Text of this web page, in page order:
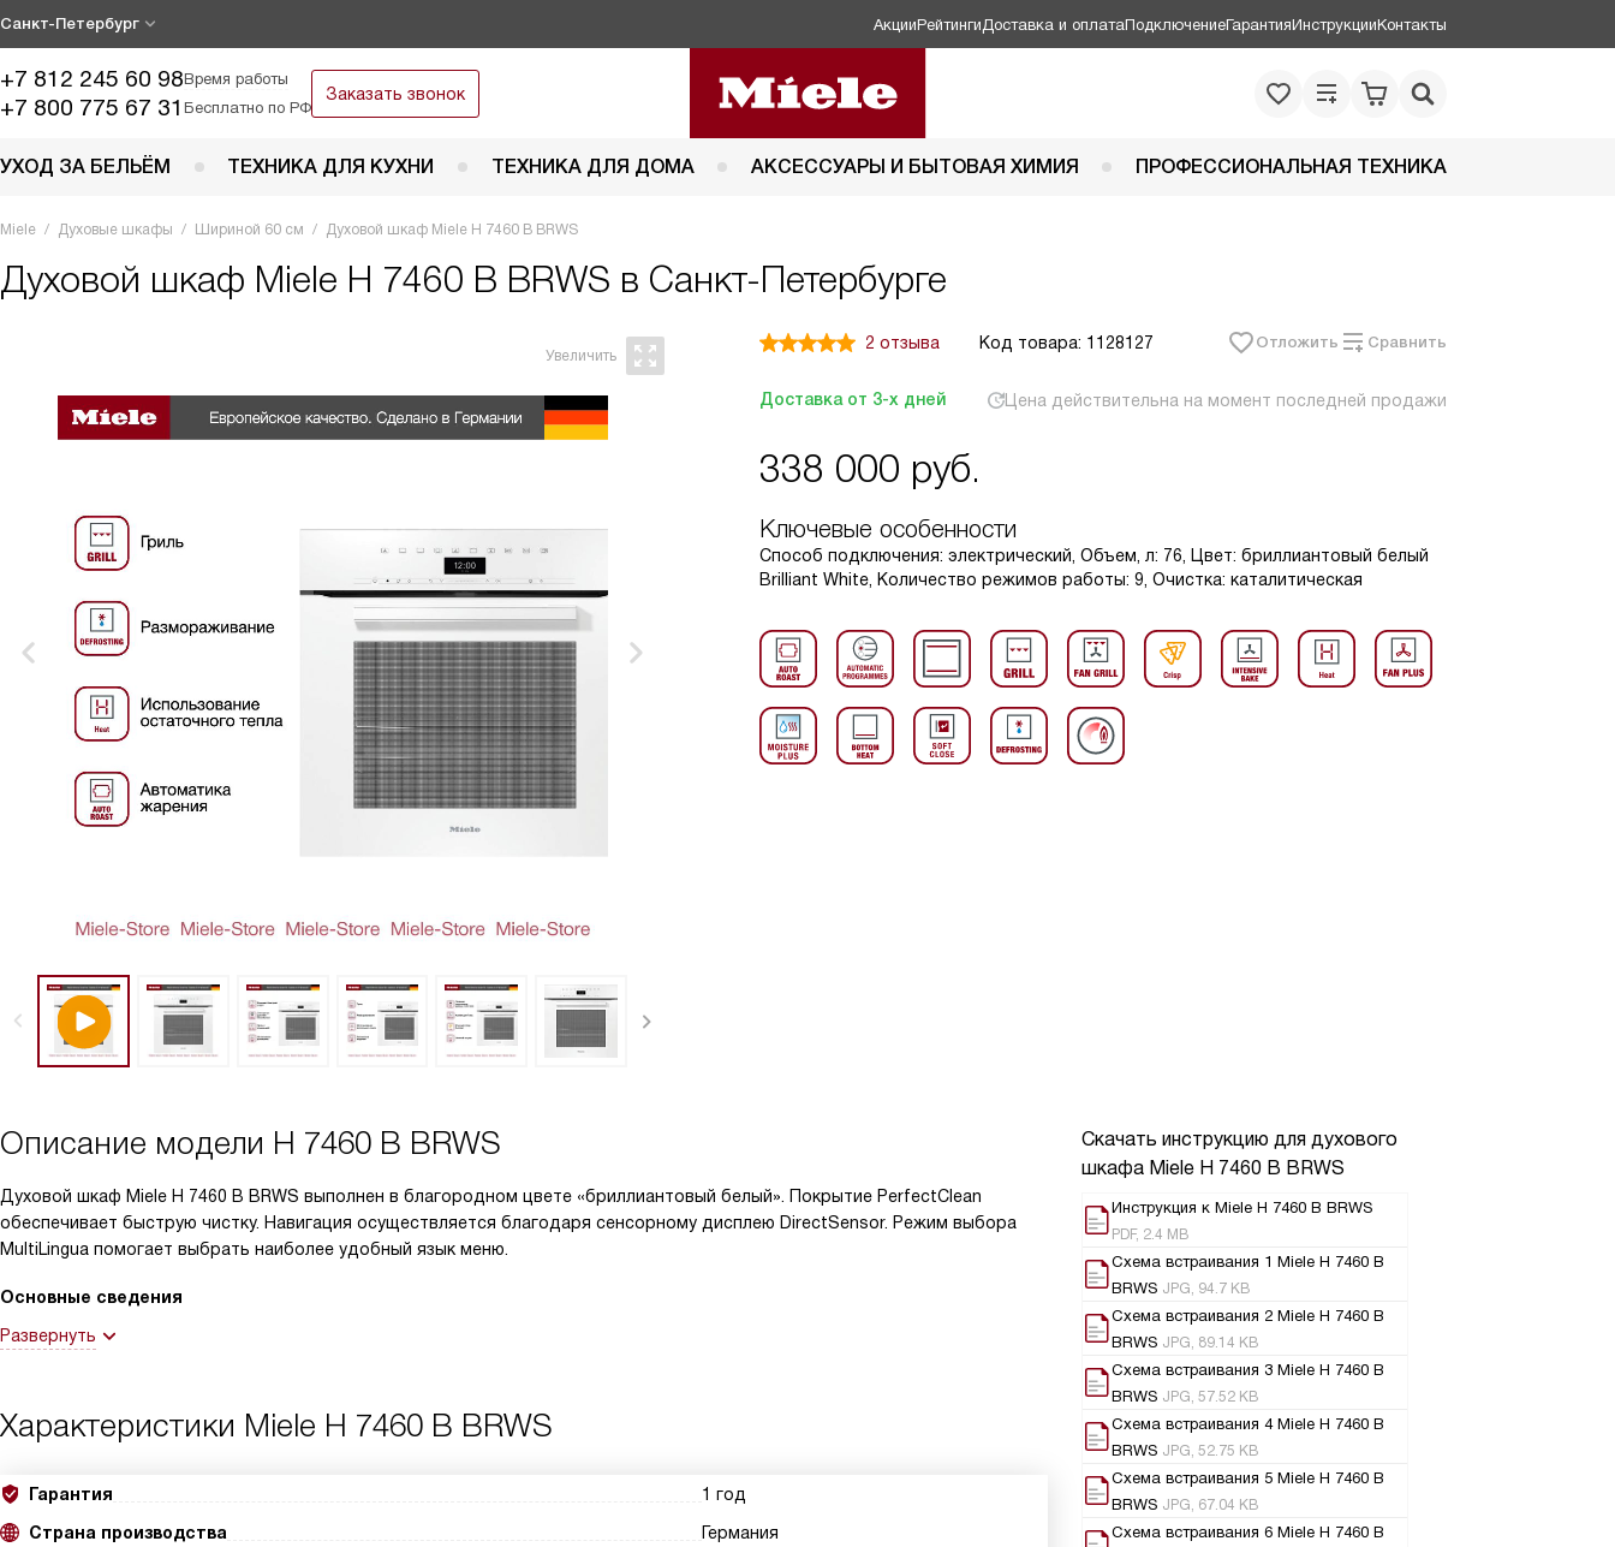
Санкт-Петербург АкцииРейтинги Доставка и оплатаПодключениеГарантияИнструкцииКонтакты
+7 812 245 60 98Время работы
+7 800 775 67 31 Бесплатно по РФ
Заказать звонок
УХОД ЗА БЕЛЬЁМ ТЕХНИКА ДЛЯ КУХНИ ТЕХНИКА ДЛЯ ДОМА АКСЕССУАРЫ И БЫТОВАЯ ХИМИЯ ПРОФЕССИОНАЛЬНАЯ ТЕХНИКА
Miele Духовые шкафы Шириной 60 см Духовой шкаф Miele H 7460 B BRWS
Духовой шкаф Miele H 7460 B BRWS в Санкт-Петербурге
2 отзыва Код товара: 1128127 Отложить Сравнить
Доставка от 3-х дней Цена действительна на момент последней продажи
338 000 руб.
Ключевые особенности
Способ подключения: электрический, Объем, л: 76, Цвет: бриллиантовый белый
Brilliant White, Количество режимов работы: 9, Очистка: каталитическая
Скачать инструкцию для духового
шкафа Miele H 7460 B BRWS
Инструкция к Miele H 7460 B BRWS
PDF, 2.4 MB
Схема встраивания 1 Miele H 7460 B
BRWS JPG, 94.7 KB
Схема встраивания 2 Miele H 7460 B
BRWS JPG, 89.14 KB
Схема встраивания 3 Miele H 7460 B
BRWS JPG, 57.52 KB
Схема встраивания 4 Miele H 7460 B
BRWS JPG, 52.75 KB
Схема встраивания 5 Miele H 7460 B
BRWS JPG, 67.04 KB
Схема встраивания 6 Miele H 7460 B
Описание модели H 7460 B BRWS
Духовой шкаф Miele H 7460 B BRWS выполнен в благородном цвете «бриллиантовый белый». Покрытие PerfectClean
обеспечивает быструю чистку. Навигация осуществляется благодаря сенсорному дисплею DirectSensor. Режим выбора
MultiLingua помогает выбрать наиболее удобный язык меню.
Основные сведения
Развернуть
Характеристики Miele H 7460 B BRWS
Гарантия
1 год
Страна производства
Германия